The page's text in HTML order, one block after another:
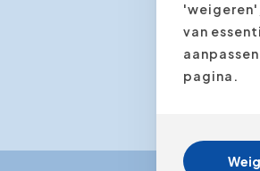
van
pagina.